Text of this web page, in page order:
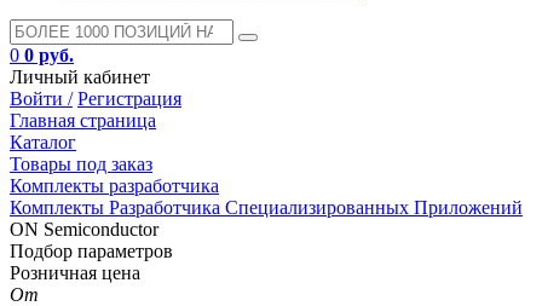
0 0 руб.
Личный кабинет
Войти / Регистрация
Главная страница
Каталог
Товары под заказ
Комплекты разработчика
Комплекты Разработчика Специализированных Приложений
ON Semiconductor
Подбор параметров
Розничная цена
От